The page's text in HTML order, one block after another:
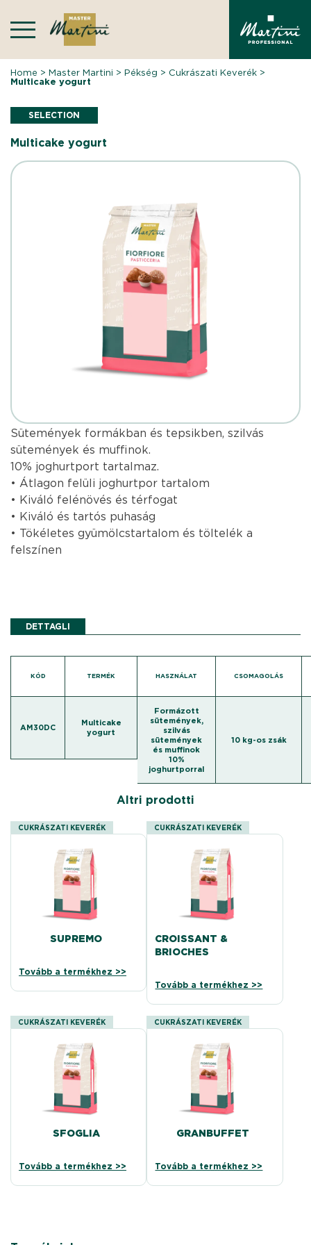
content
Home >Master Martini >Pékség > Cukrászati Keverék >
Multicake yogurt
SELECTION
Multicake yogurt
Sütemények formákban és tepsikben, szilvás
sütemények és muffinok.
10% joghurtport tartalmaz.
• Átlagon felüli joghurtpor tartalom
• Kiváló felénövés és térfogat
• Kiváló és tartós puhaság
• Tökéletes gyümölcstartalom és töltelék a
felszínen
DETTAGLI
KÓD TERMÉK
AM30DC
Multicake
yogurt
HASZNÁLAT CSOMAGOLÁS
Formázott
sütemények,
szilvás
sütemények
és muffinok
10%
joghurtporral
10 kg-os zsák
Altri prodotti
CUKRÁSZATI KEVERÉK
SUPREMO
Tovább a termékhez >>
CUKRÁSZATI KEVERÉK
CROISSANT &
BRIOCHES
Tovább a termékhez >>
CUKRÁSZATI KEVERÉK
SFOGLIA
Tovább a termékhez >>
CUKRÁSZATI KEVERÉK
GRANBUFFET
Tovább a termékhez >>